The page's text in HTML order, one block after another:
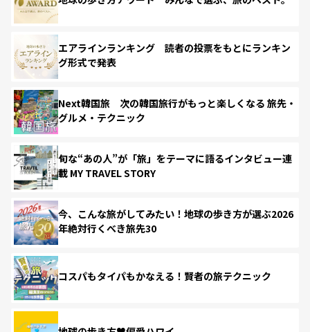
エアラインランキング 読者の投票をもとにランキン
グ形式で発表
Next韓国旅 次の韓国旅行がもっと楽しくなる 旅先・
グルメ・テクニック
旬な“あの人”が「旅」をテーマに語るインタビュー連
載 MY TRAVEL STORY
今、こんな旅がしてみたい！地球の歩き方が選ぶ2026
年絶対行くべき旅先30
コスパもタイパもかなえる！賢者の旅テクニック